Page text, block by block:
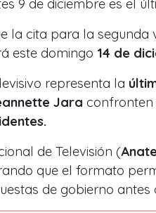
9 de diciembre es el
la cita para la segunda
este domingo 14 de
representa la
Jara confronten
de Televisión (
que el formato
de gobierno antes